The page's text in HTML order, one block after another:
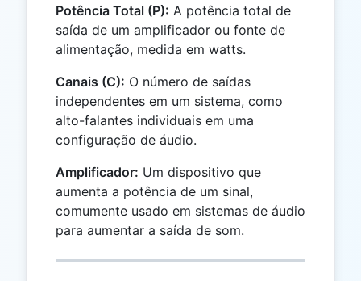
Potência Total (P): A potência total de
saída de um amplificador ou fonte de
alimentação, medida em watts.
Canais (C): O número de saídas
independentes em um sistema, como
alto-falantes individuais em uma
configuração de áudio.
Amplificador: Um dispositivo que
aumenta a potência de um sinal,
comumente usado em sistemas de áudio
para aumentar a saída de som.